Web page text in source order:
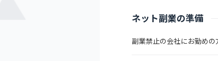
ネット副業の準備
副業禁止の会社にお勤めの